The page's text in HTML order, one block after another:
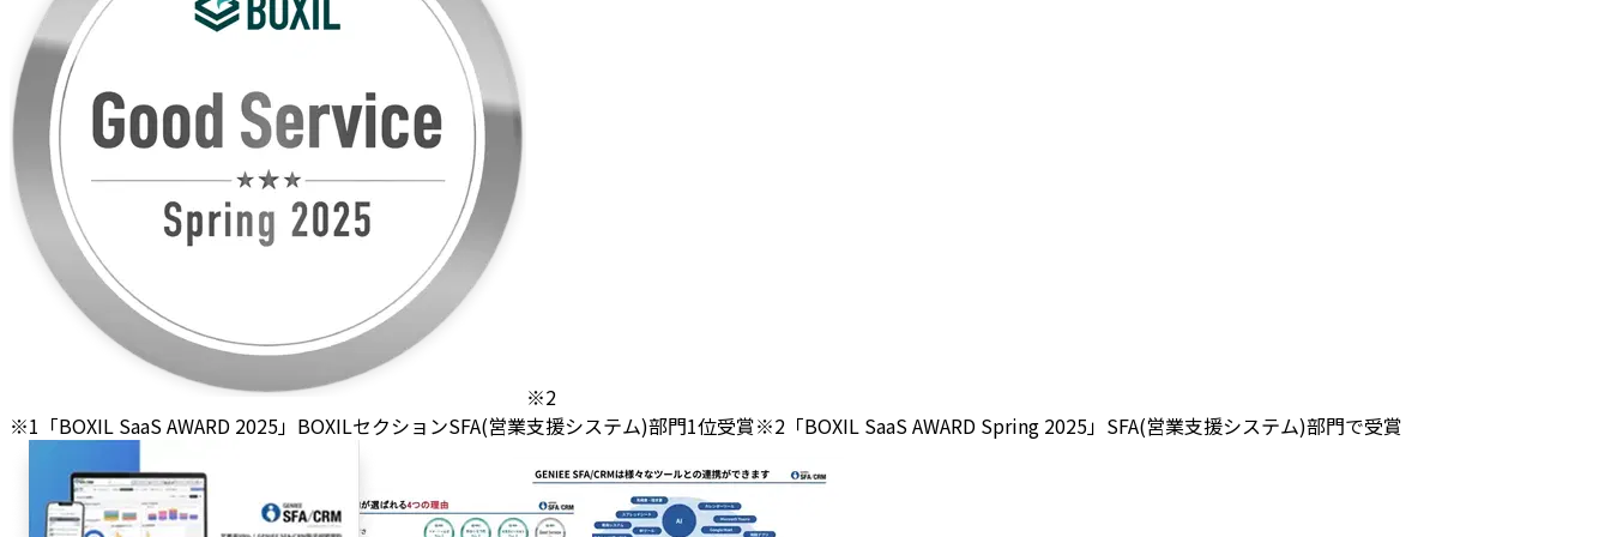
※2
※1「BOXIL SaaS AWARD 2025」BOXILセクションSFA(営業支援システム)部門1位受賞※2「BOXIL SaaS AWARD Spring 2025」SFA(営業支援システム)部門で受賞